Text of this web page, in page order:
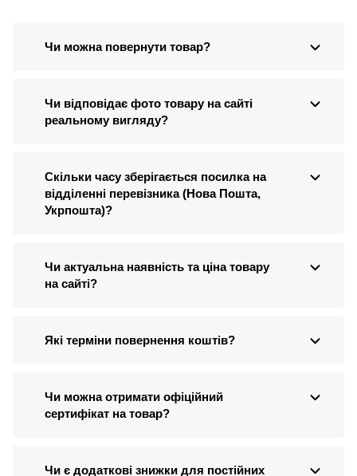
Чи можна повернути товар?
Чи відповідає фото товару на сайті
реальному вигляду?
Скільки часу зберігається посилка на
відділенні перевізника (Нова Пошта,
Укрпошта)?
Чи актуальна наявність та ціна товару
на сайті?
Які терміни повернення коштів?
Чи можна отримати офіційний
сертифікат на товар?
Чи є додаткові знижки для постійних